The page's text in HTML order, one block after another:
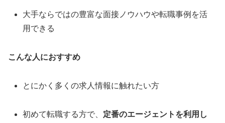
大手ならではの豊富な面接ノウハウや転職事例を活
用できる
こんな人におすすめ
とにかく多くの求人情報に触れたい方
初めて転職する方で、 定番のエージェントを利用し